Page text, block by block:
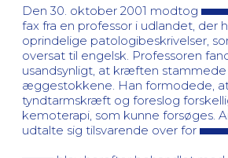
Den 30. oktober 2001 modtog
fax fra en professor i udlandet, der
oprindelige patologibeskrivelser,
oversat til engelsk. Professoren
usandsynligt, at kræften stammede
æggestokkene. Han formodede,
tyndtarmskræft og foreslog
kemoterapi, som kunne forsøges.
udtalte sig tilsvarende over for